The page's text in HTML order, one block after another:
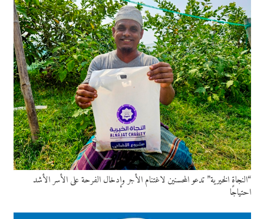
“النجاة الخيرية” تدعو المحسنين لاغتنام الأجر وإدخال الفرحة على الأسر الأشد
احتياجًا